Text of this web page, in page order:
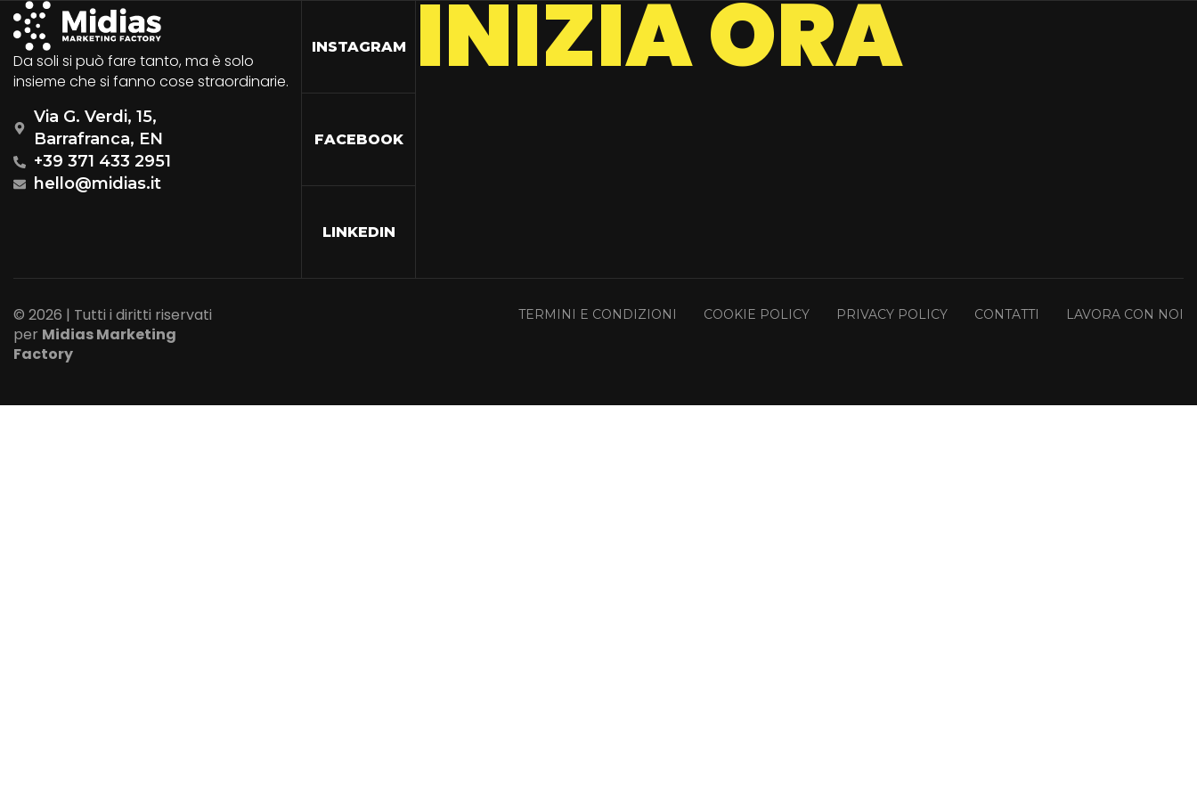
Da soli si può fare tanto, ma è solo
insieme che si fanno cose straordinarie.
Via G. Verdi, 15,
Barrafranca, EN
+39 371 433 2951
hello@midias.it
INSTAGRAM
FACEBOOK
LINKEDIN
INIZIAORA
© 2026 | Tutti i diritti riservati
per Midias Marketing
Factory
TERMINI E CONDIZIONI COOKIE POLICY PRIVACY POLICY CONTATTI LAVORA CON NOI